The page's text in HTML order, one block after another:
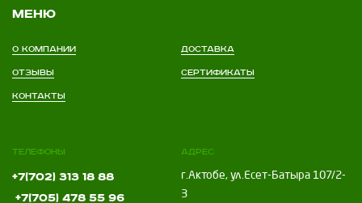
Меню
О компании Доставка
Отзывы Сертификаты
Контакты
Телефоны
+7(702) 313 18 88
+7(705) 478 55 96
Адрес
г.Актобе, ул.Есет-Батыра 107/2-
3